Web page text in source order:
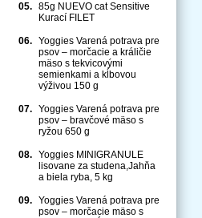
05. 85g NUEVO cat Sensitive
Kurací FILET
06. Yoggies Varená potrava pre
psov – morčacie a králičie
mäso s tekvicovými
semienkami a kĺbovou
výživou 150 g
07. Yoggies Varená potrava pre
psov – bravčové mäso s
ryžou 650 g
08. Yoggies MINIGRANULE
lisovane za studena,Jahňa
a biela ryba, 5 kg
09. Yoggies Varená potrava pre
psov – morčacie mäso s